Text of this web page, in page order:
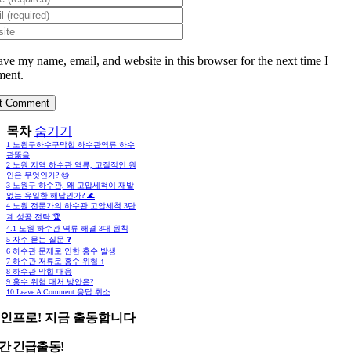
my name, email, and website in this browser for the next time I
목차 숨기기
1 노원구하수구막힘 하수관역류 하수
관뚫음
2 노원 지역 하수관 역류, 고질적인 원
인은 무엇인가? 🧐
3 노원구 하수관, 왜 고압세척이 재발
없는 유일한 해답인가? 🌊
4 노원 전문가의 하수관 고압세척 3단
계 성공 전략 🏆
4.1 노원 하수관 역류 해결 3대 원칙
5 자주 묻는 질문 ❓
6 하수관 문제로 인한 홍수 발생
7 하수관 저류로 홍수 위험 ↑
8 하수관 막힘 대응
9 홍수 위험 대처 방안은?
10 Leave A Comment 응답 취소
프로! 지금 출동합니다
긴급출동!